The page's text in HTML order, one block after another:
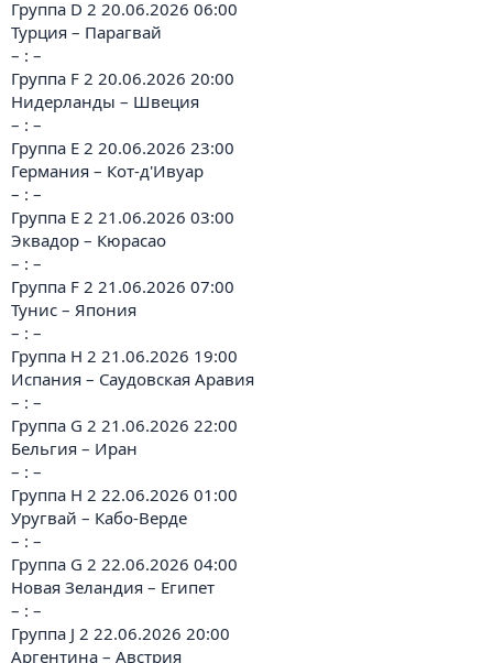
Группа D 2 20.06.2026 06:00
Турция – Парагвай
– : –
Группа F 2 20.06.2026 20:00
Нидерланды – Швеция
– : –
Группа E 2 20.06.2026 23:00
Германия – Кот-д'Ивуар
– : –
Группа E 2 21.06.2026 03:00
Эквадор – Кюрасао
– : –
Группа F 2 21.06.2026 07:00
Тунис – Япония
– : –
Группа H 2 21.06.2026 19:00
Испания – Саудовская Аравия
– : –
Группа G 2 21.06.2026 22:00
Бельгия – Иран
– : –
Группа H 2 22.06.2026 01:00
Уругвай – Кабо-Верде
– : –
Группа G 2 22.06.2026 04:00
Новая Зеландия – Египет
– : –
Группа J 2 22.06.2026 20:00
Аргентина – Австрия